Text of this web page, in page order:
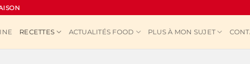
RECETTES ACTUALITÉS FOOD PLUS À MON SUJET